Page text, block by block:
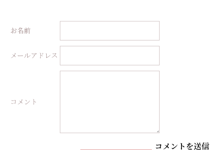
お名前
メールアドレス
コメント
コメントを送信